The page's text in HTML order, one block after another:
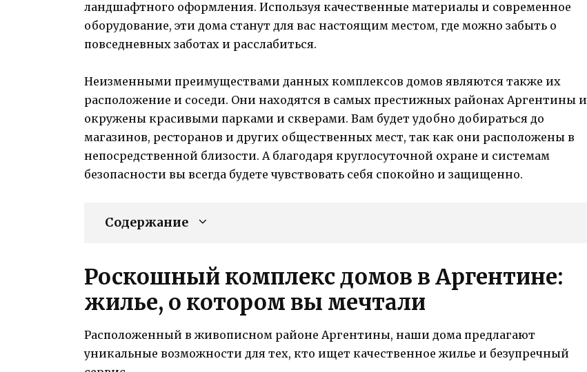
ландшафтного оформления. Используя качественные материалы и современное
оборудование, эти дома станут для вас настоящим местом, где можно забыть о
повседневных заботах и расслабиться.
Неизменными преимуществами данных комплексов домов являются также их
расположение и соседи. Они находятся в самых престижных районах Аргентины и
окружены красивыми парками и скверами. Вам будет удобно добираться до
магазинов, ресторанов и других общественных мест, так как они расположены в
непосредственной близости. А благодаря круглосуточной охране и системам
безопасности вы всегда будете чувствовать себя спокойно и защищенно.
Содержание
Роскошный комплекс домов в Аргентине:
жилье, о котором вы мечтали
Расположенный в живописном районе Аргентины, наши дома предлагают
уникальные возможности для тех, кто ищет качественное жилье и безупречный